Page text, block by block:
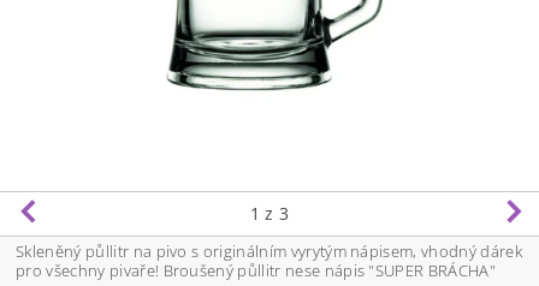
1 z 3
Skleněný půllitr na pivo s originálním vyrytým nápisem, vhodný dárek
pro všechny pivaře! Broušený půllitr nese nápis "SUPER BRÁCHA"